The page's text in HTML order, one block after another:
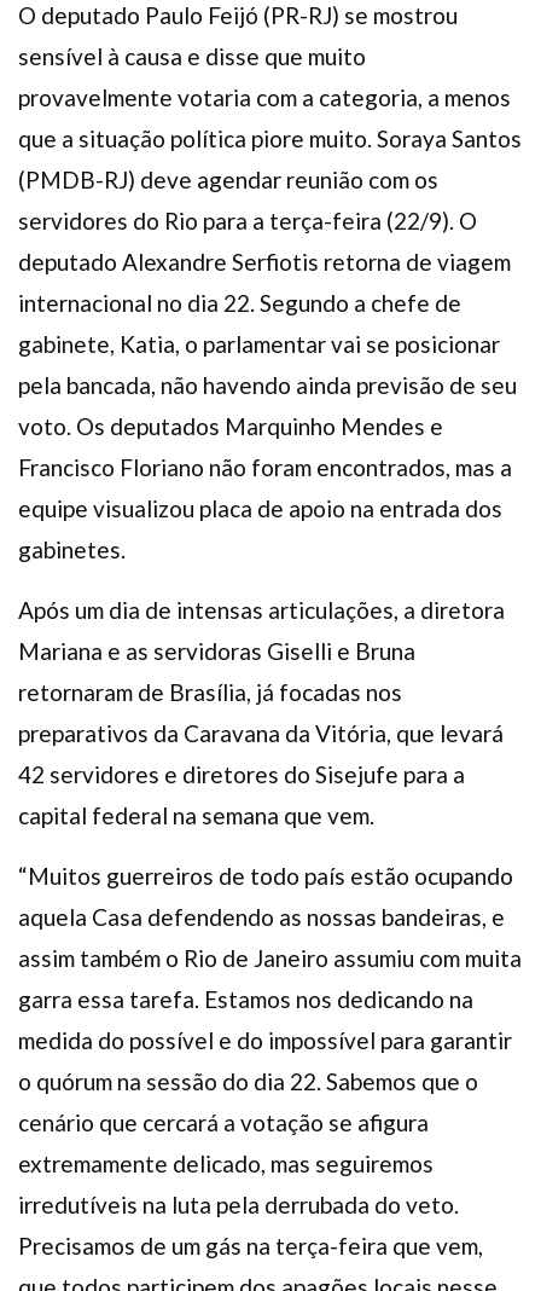
O deputado Paulo Feijó (PR-RJ) se mostrou
sensível à causa e disse que muito
provavelmente votaria com a categoria, a menos
que a situação política piore muito. Soraya Santos
(PMDB-RJ) deve agendar reunião com os
servidores do Rio para a terça-feira (22/9). O
deputado Alexandre Serfiotis retorna de viagem
internacional no dia 22. Segundo a chefe de
gabinete, Katia, o parlamentar vai se posicionar
pela bancada, não havendo ainda previsão de seu
voto. Os deputados Marquinho Mendes e
Francisco Floriano não foram encontrados, mas a
equipe visualizou placa de apoio na entrada dos
gabinetes.
Após um dia de intensas articulações, a diretora
Mariana e as servidoras Giselli e Bruna
retornaram de Brasília, já focadas nos
preparativos da Caravana da Vitória, que levará
42 servidores e diretores do Sisejufe para a
capital federal na semana que vem.
“Muitos guerreiros de todo país estão ocupando
aquela Casa defendendo as nossas bandeiras, e
assim também o Rio de Janeiro assumiu com muita
garra essa tarefa. Estamos nos dedicando na
medida do possível e do impossível para garantir
o quórum na sessão do dia 22. Sabemos que o
cenário que cercará a votação se afigura
extremamente delicado, mas seguiremos
irredutíveis na luta pela derrubada do veto.
Precisamos de um gás na terça-feira que vem,